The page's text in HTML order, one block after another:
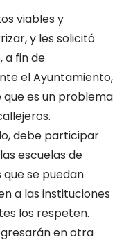
viables y
y les solicitó
a fin de
el Ayuntamiento,
que es un problema
debe participar
escuelas de
se puedan
a las instituciones
los respeten.
en otra